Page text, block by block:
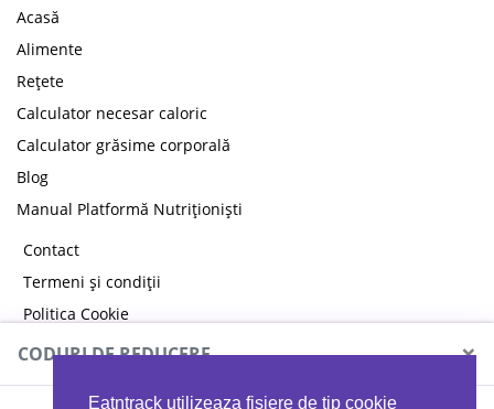
Eatntrack utilizeaza fisiere de tip cookie
Acasă
Alimente
Rețete
Calculator necesar caloric
Calculator grăsime corporală
Blog
Manual Platformă Nutriționiști
Contact
Termeni și condiții
Politica Cookie
Politica de confidențialitate
CODURI DE REDUCERE ×